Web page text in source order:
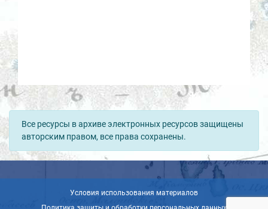
Все ресурсы в архиве электронных ресурсов защищены
авторским правом, все права сохранены.
Условия использования материалов